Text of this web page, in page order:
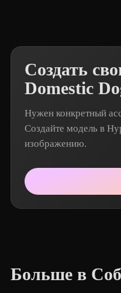
Создать
Domestic
Нужен конкретный
Создайте модель в
изображению.
Больше в